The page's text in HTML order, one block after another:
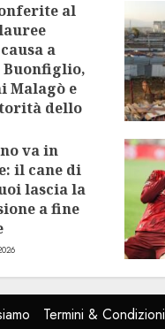
al
a
Buonfiglio,
Malagò e
dello
va in
il cane di
lascia la
a fine
Termini & Condizioni